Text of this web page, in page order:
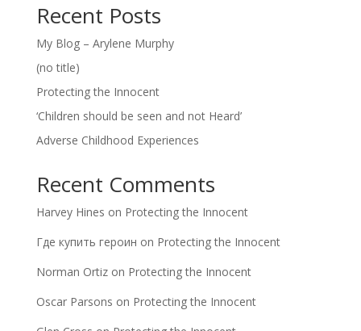
Recent Posts
My Blog – Arylene Murphy
(no title)
Protecting the Innocent
‘Children should be seen and not Heard’
Adverse Childhood Experiences
Recent Comments
Harvey Hines on Protecting the Innocent
Где купить героин on Protecting the Innocent
Norman Ortizon Protecting the Innocent
Oscar Parsons on Protecting the Innocent